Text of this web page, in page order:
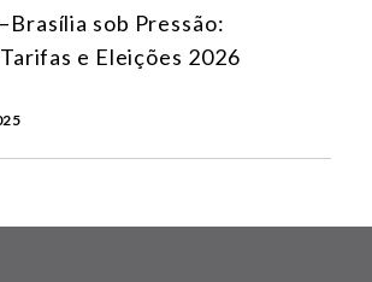
sob Pressão:
e Eleições 2026